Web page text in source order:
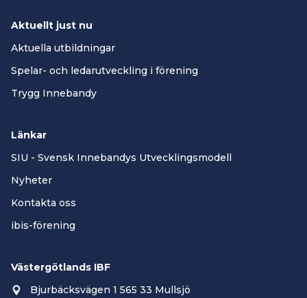
Aktuellt just nu
Aktuella utbildningar
Spelar- och ledarutveckling i förening
Trygg Innebandy
Länkar
SIU - Svensk Innebandys Utvecklingsmodell
Nyheter
Kontakta oss
ibis-förening
Västergötlands IBF
Bjurbäcksvägen 1 565 33 Mullsjö